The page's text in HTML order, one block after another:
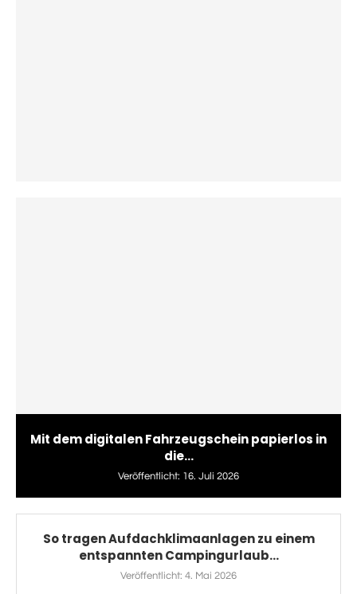
Mit dem digitalen Fahrzeugschein papierlos in
die...
Veröffentlicht: 16. Juli 2026
So tragen Aufdachklimaanlagen zu einem
entspannten Campingurlaub...
Veröffentlicht: 4. Mai 2026